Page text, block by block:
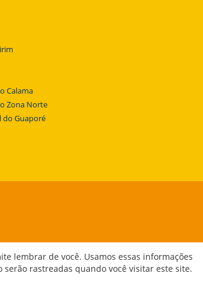
Calama
Zona Norte
do Guaporé
lembrar de você. Usamos essas informações
rastreadas quando você visitar este site.